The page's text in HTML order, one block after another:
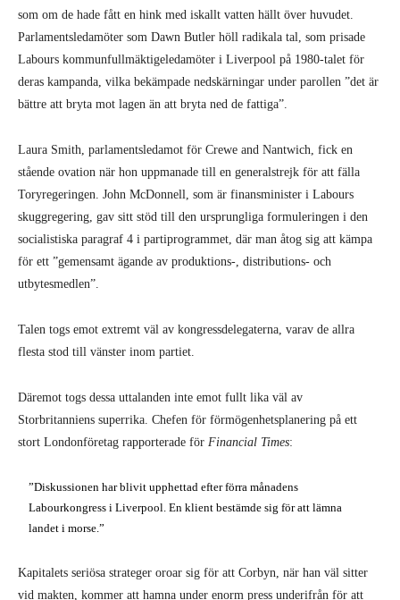
som om de hade fått en hink med iskallt vatten hällt över huvudet.
Parlamentsledamöter som Dawn Butler höll radikala tal, som prisade
Labours kommunfullmäktigeledamöter i Liverpool på 1980-talet för
deras kampanda, vilka bekämpade nedskärningar under parollen ”det är
bättre att bryta mot lagen än att bryta ned de fattiga”.
Laura Smith, parlamentsledamot för Crewe and Nantwich, fick en
stående ovation när hon uppmanade till en generalstrejk för att fälla
Toryregeringen. John McDonnell, som är finansminister i Labours
skuggregering, gav sitt stöd till den ursprungliga formuleringen i den
socialistiska paragraf 4 i partiprogrammet, där man åtog sig att kämpa
för ett ”gemensamt ägande av produktions-, distributions- och
utbytesmedlen”.
Talen togs emot extremt väl av kongressdelegaterna, varav de allra
flesta stod till vänster inom partiet.
Däremot togs dessa uttalanden inte emot fullt lika väl av
Storbritanniens superrika. Chefen för förmögenhetsplanering på ett
stort Londonföretag rapporterade för Financial Times:
”Diskussionen har blivit upphettad efter förra månadens
Labourkongress i Liverpool. En klient bestämde sig för att lämna
landet i morse.”
Kapitalets seriösa strateger oroar sig för att Corbyn, när han väl sitter
vid makten, kommer att hamna under enorm press underifrån för att